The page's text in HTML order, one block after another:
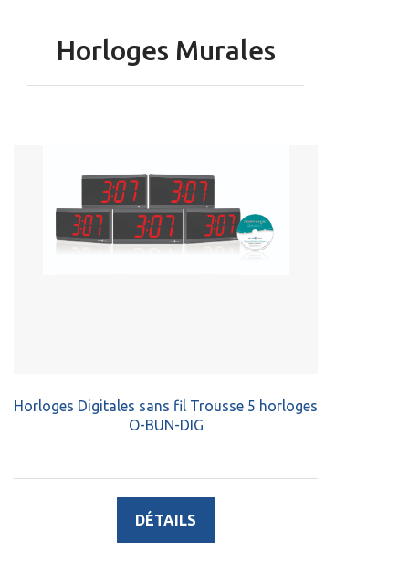
Horloges Murales
Horloges Digitales sans fil Trousse 5 horloges
O-BUN-DIG
DÉTAILS